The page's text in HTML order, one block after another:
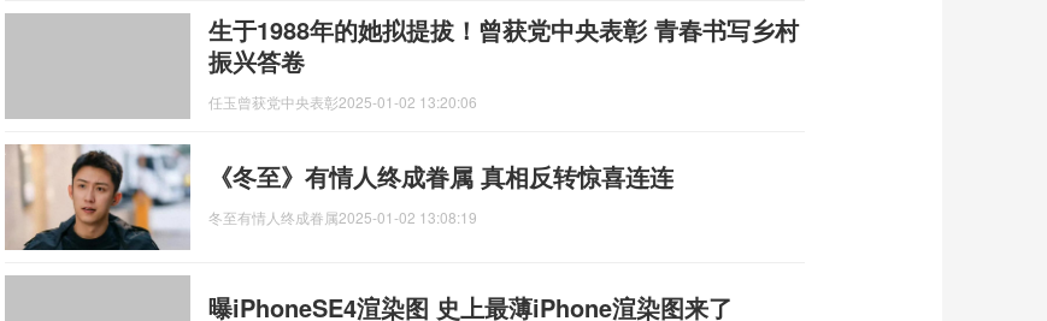
生于1988年的她拟提拔！曾获党中央表彰 青春书写乡村
振兴答卷
任玉曾获党中央表彰2025-01-02 13:20:06
《冬至》有情人终成眷属 真相反转惊喜连连
冬至有情人终成眷属2025-01-02 13:08:19
曝iPhoneSE4渲染图 史上最薄iPhone渲染图来了